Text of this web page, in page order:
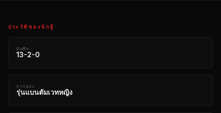
ประวัติของนักสู้
บันทึก
13-2-0
การแบ่ง
รุ่นแบนตัมเวทหญิง